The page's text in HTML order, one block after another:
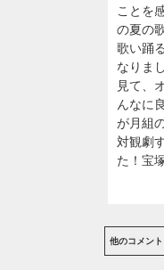
ことを
の夏の
歌い踊
なりま
見て、
んなに
が月組
対観劇
た！宝
他のコメン